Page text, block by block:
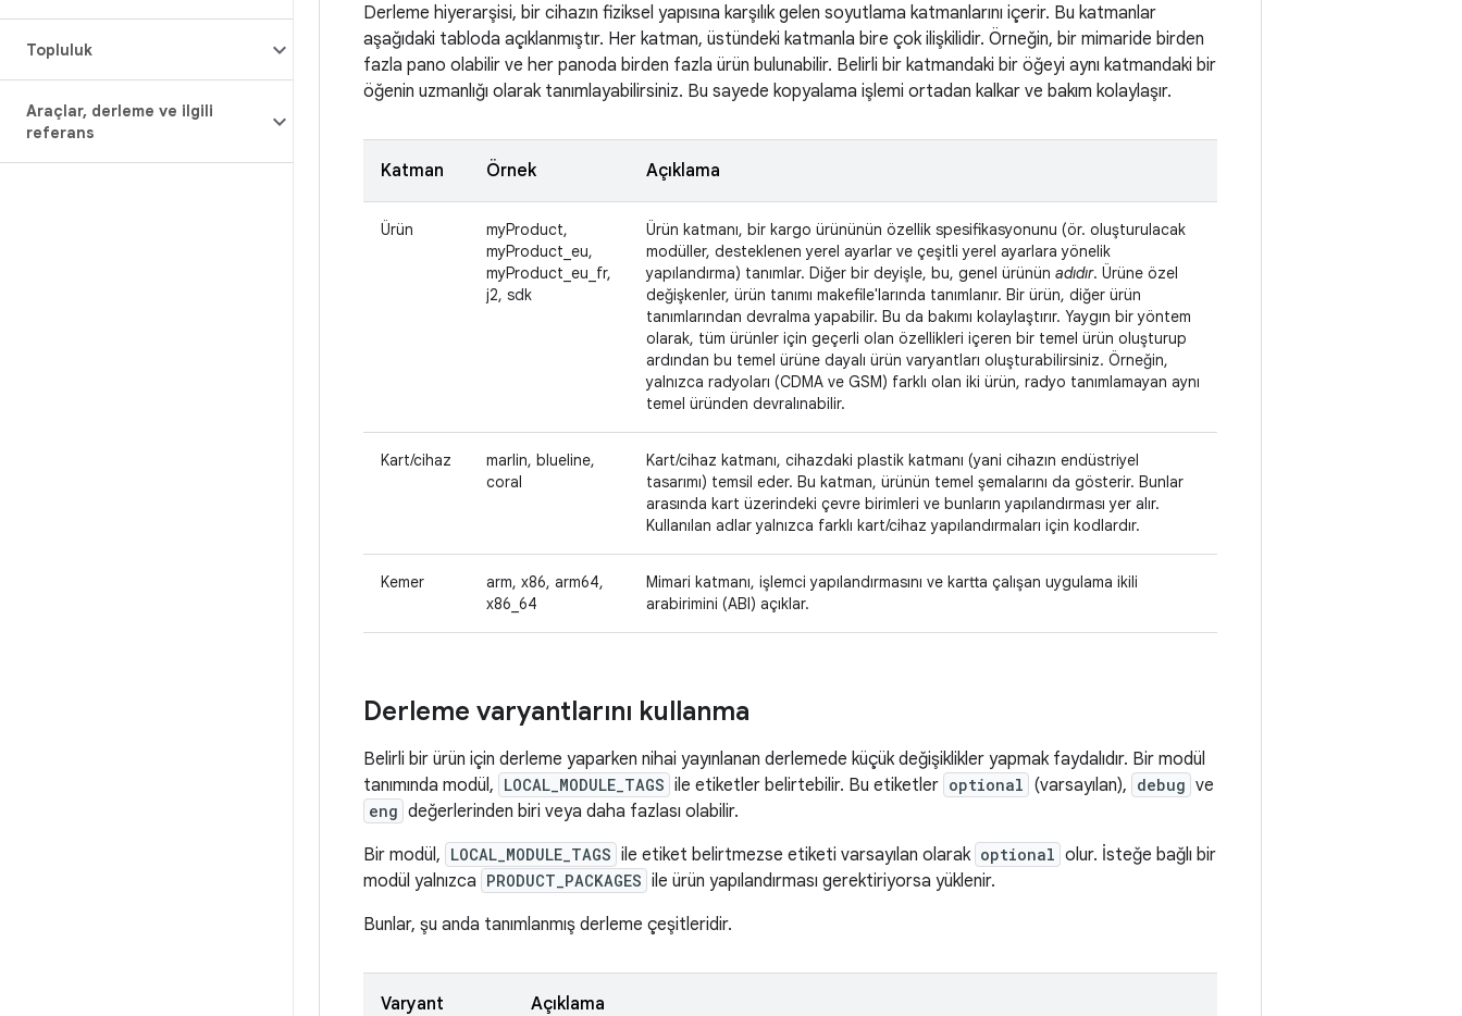
Topluluk
Araçlar, derleme ve ilgili
referans
Derleme hiyerarşisi, bir cihazın fiziksel yapısına karşılık gelen soyutlama katmanlarını içerir. Bu katmanlar
aşağıdaki tabloda açıklanmıştır. Her katman, üstündeki katmanla bire çok ilişkilidir. Örneğin, bir mimaride birden
fazla pano olabilir ve her panoda birden fazla ürün bulunabilir. Belirli bir katmandaki bir öğeyi aynı katmandaki bir
öğenin uzmanlığı olarak tanımlayabilirsiniz. Bu sayede kopyalama işlemi ortadan kalkar ve bakım kolaylaşır.
Katman Örnek Açıklama
Ürün
myProduct,
myProduct_eu,
myProduct_eu_fr,
j2, sdk
Ürün katmanı, bir kargo ürününün özellik spesifikasyonunu (ör. oluşturulacak
modüller, desteklenen yerel ayarlar ve çeşitli yerel ayarlara yönelik
yapılandırma) tanımlar. Diğer bir deyişle, bu, genel ürünün adıdır. Ürüne özel
değişkenler, ürün tanımı makefile'larında tanımlanır. Bir ürün, diğer ürün
tanımlarından devralma yapabilir. Bu da bakımı kolaylaştırır. Yaygın bir yöntem
olarak, tüm ürünler için geçerli olan özellikleri içeren bir temel ürün oluşturup
ardından bu temel ürüne dayalı ürün varyantları oluşturabilirsiniz. Örneğin,
yalnızca radyoları (CDMA ve GSM) farklı olan iki ürün, radyo tanımlamayan aynı
temel üründen devralınabilir.
Kart/cihaz
marlin, blueline,
coral
Kart/cihaz katmanı, cihazdaki plastik katmanı (yani cihazın endüstriyel
tasarımı) temsil eder. Bu katman, ürünün temel şemalarını da gösterir. Bunlar
arasında kart üzerindeki çevre birimleri ve bunların yapılandırması yer alır.
Kullanılan adlar yalnızca farklı kart/cihaz yapılandırmaları için kodlardır.
Kemer
arm, x86, arm64,
x86_64
Mimari katmanı, işlemci yapılandırmasını ve kartta çalışan uygulama ikili
arabirimini (ABI) açıklar.
Derleme varyantlarını kullanma
Belirli bir ürün için derleme yaparken nihai yayınlanan derlemede küçük değişiklikler yapmak faydalıdır. Bir modül
tanımında modül, LOCAL_MODULE_TAGS ile etiketler belirtebilir. Bu etiketler optional (varsayılan), debug ve
eng değerlerinden biri veya daha fazlası olabilir.
Bir modül, LOCAL_MODULE_TAGS ile etiket belirtmezse etiketi varsayılan olarak optional olur. İsteğe bağlı bir
modül yalnızca PRODUCT_PACKAGES ile ürün yapılandırması gerektiriyorsa yüklenir.
Bunlar, şu anda tanımlanmış derleme çeşitleridir.
Varyant Açıklama